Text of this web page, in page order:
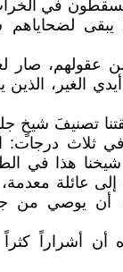
في
يبقى لضحاياهم
عقولهم، صار
الغير، الذين
تصنيفَ شيخٍ
ثلاث درجات:
هذا في
عائلة
أن يوصي من
أن أشراراً